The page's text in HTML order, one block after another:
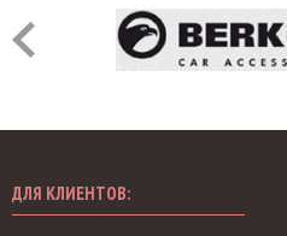
ДЛЯ КЛИЕНТОВ: